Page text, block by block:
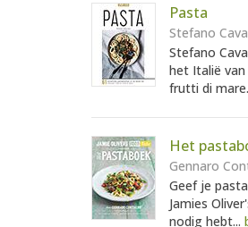
Pasta
Stefano
Stefano
het Italië
frutti di
Het
Gennaro
Geef je
Jamies
nodig hebt...